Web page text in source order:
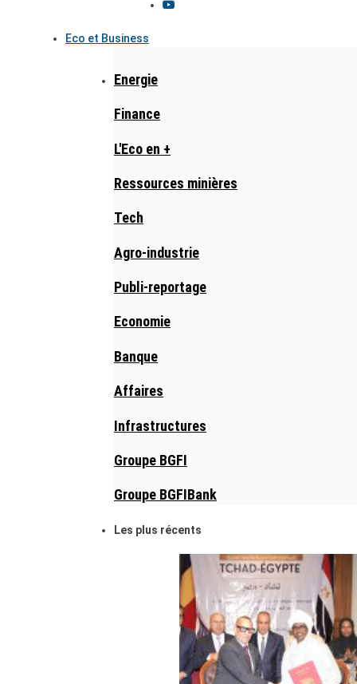
Eco et Business
Energie
Finance
L'Eco en +
Ressources minières
Tech
Agro-industrie
Publi-reportage
Economie
Banque
Affaires
Infrastructures
Groupe BGFI
Groupe BGFIBank
Les plus récents